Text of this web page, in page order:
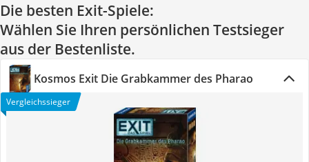
Die besten Exit-Spiele:
Wählen Sie Ihren persönlichen Testsieger
aus der Bestenliste.
Kosmos Exit Die Grabkammer des Pharao
Vergleichssieger